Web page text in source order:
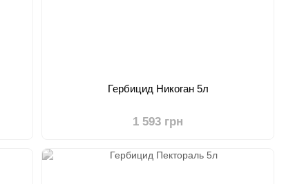
Гербицид Никоган 5л
1 593 грн